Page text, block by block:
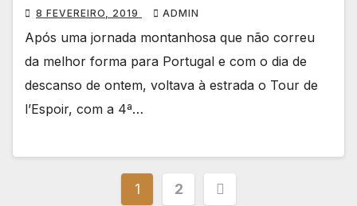
8 FEVEREIRO, 2019 ADMIN
Após uma jornada montanhosa que não correu
da melhor forma para Portugal e com o dia de
descanso de ontem, voltava à estrada o Tour de
l’Espoir, com a 4ª…
Paginação
1 2